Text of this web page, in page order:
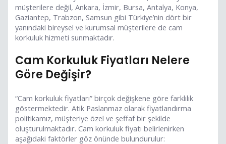
müşterilere değil, Ankara, İzmir, Bursa, Antalya, Konya,
Gaziantep, Trabzon, Samsun gibi Türkiye’nin dört bir
yanındaki bireysel ve kurumsal müşterilere de cam
korkuluk hizmeti sunmaktadır.
Cam Korkuluk Fiyatları Nelere
Göre Değişir?
“Cam korkuluk fiyatları” birçok değişkene göre farklılık
göstermektedir. Atik Paslanmaz olarak fiyatlandırma
politikamız, müşteriye özel ve şeffaf bir şekilde
oluşturulmaktadır. Cam korkuluk fiyatı belirlenirken
aşağıdaki faktörler göz önünde bulundurulur: